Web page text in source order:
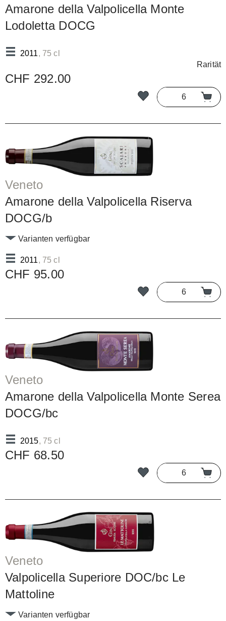
Amarone della Valpolicella Monte
Lodoletta DOCG
2011, 75 cl
Rarität
CHF 292.00
Veneto
Amarone della Valpolicella Riserva
DOCG/b
2011, 75 cl
Varianten verfügbar
CHF 95.00
Veneto
Amarone della Valpolicella Monte Serea
DOCG/bc
2015, 75 cl
CHF 68.50
Veneto
Valpolicella Superiore DOC/bc Le
Mattoline
Varianten verfügbar